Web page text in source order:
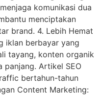
komunikasi dua
menciptakan
brand. 4. Lebih Hemat
iklan berbayar yang
tayang, konten organik
panjang. Artikel SEO
bertahun-tahun
Content Marketing: